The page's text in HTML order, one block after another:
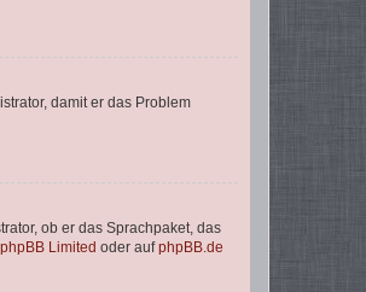
damit er das Problem
ob er das Sprachpaket, das
phpBB Limited oder aufphpBB.de